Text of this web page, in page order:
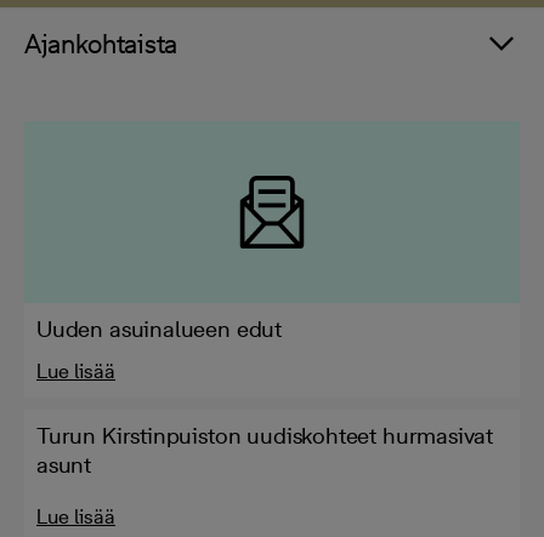
Ajankohtaista
Uuden asuinalueen edut
Lue lisää
Turun Kirstinpuiston uudiskohteet hurmasivat
asunt
Lue lisää